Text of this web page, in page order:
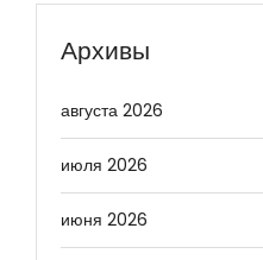
Архивы
августа 2026
июля 2026
июня 2026